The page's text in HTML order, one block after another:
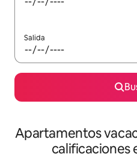
Salida
Apartamentos
calificaciones